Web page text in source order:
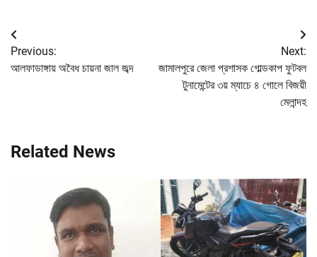
Post
navigation
Previous:
আলফাডাঙ্গায় অবৈধ চায়না জাল জব্দ
Next:
জামালপুরে জেলা প্রশাসক গোল্ডকাপ ফুটবল
টুনামেন্টের ৩য় ম্যাচে ৪ গোলে বিজয়ী
মেলান্দহ
Related News